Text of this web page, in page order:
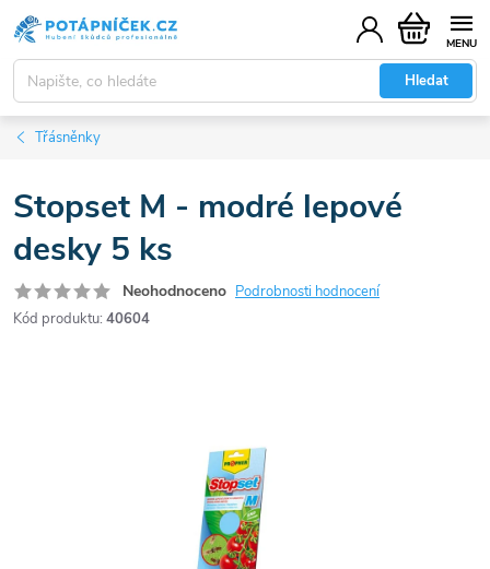
Přejít
na
obsah
Hledat
Nákupní
košík
Třásněnky
Stopset M - modré lepové
desky 5 ks
Neohodnoceno Podrobnosti hodnocení
Kód produktu: 40604